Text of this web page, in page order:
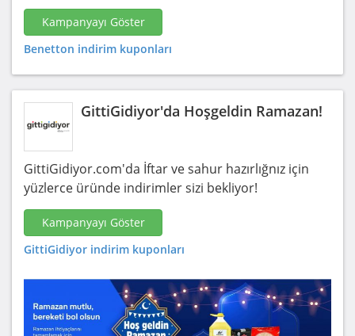
Kampanyayı Göster
Benetton indirim kuponları
GittiGidiyor'da Hoşgeldin Ramazan!
GittiGidiyor.com'da İftar ve sahur hazırlığnız için
yüzlerce üründe indirimler sizi bekliyor!
Kampanyayı Göster
GittiGidiyor indirim kuponları